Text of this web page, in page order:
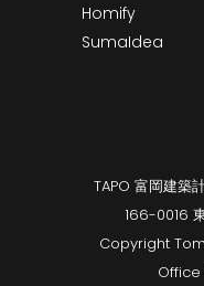
Homify
SumaIdea
TAPO 富岡建築
166-0016
Copyright